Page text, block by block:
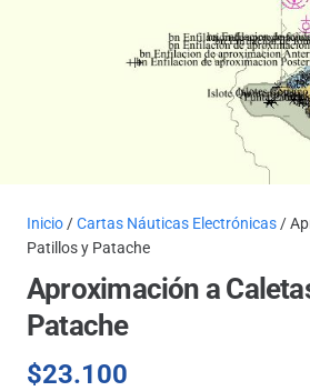
Inicio /Cartas Náuticas Electrónicas /
Patillos y Patache
Aproximación a
Patache
$23.100